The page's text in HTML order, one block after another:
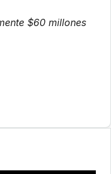
$60 millones